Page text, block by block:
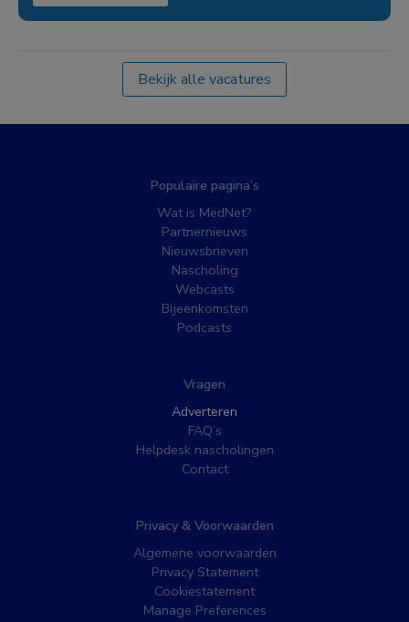
Bekijk alle vacatures
Populaire pagina’s
Wat is MedNet?
Partnernieuws
Nieuwsbrieven
Nascholing
Webcasts
Bijeenkomsten
Podcasts
Vragen
Adverteren
FAQ’s
Helpdesk nascholingen
Contact
Privacy & Voorwaarden
Algemene voorwaarden
Privacy Statement
Cookiestatement
Manage Preferences